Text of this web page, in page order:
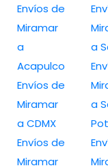
Envíos de
Miramar
a
Acapulco
Envíos de
Miramar
a CDMX
Envíos de
Miramar
a
a